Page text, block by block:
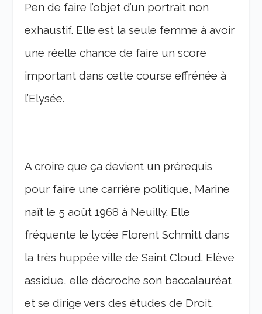
Pen de faire l’objet d’un portrait non
exhaustif. Elle est la seule femme à avoir
une réelle chance de faire un score
important dans cette course effrénée à
l’Elysée.
A croire que ça devient un prérequis
pour faire une carrière politique, Marine
naît le 5 août 1968 à Neuilly. Elle
fréquente le lycée Florent Schmitt dans
la très huppée ville de Saint Cloud. Elève
assidue, elle décroche son baccalauréat
et se dirige vers des études de Droit.